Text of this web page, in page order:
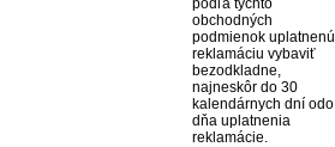
podľa týchto
obchodných
podmienok uplatnenú
reklamáciu vybaviť
bezodkladne,
najneskôr do 30
kalendárnych dní odo
dňa uplatnenia
reklamácie.